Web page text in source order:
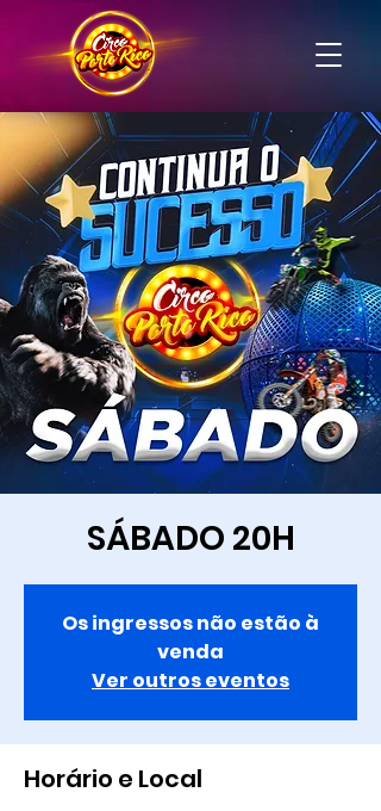
SÁBADO 20H
Os ingressos não estão à
venda
Ver outros eventos
Horário e Local